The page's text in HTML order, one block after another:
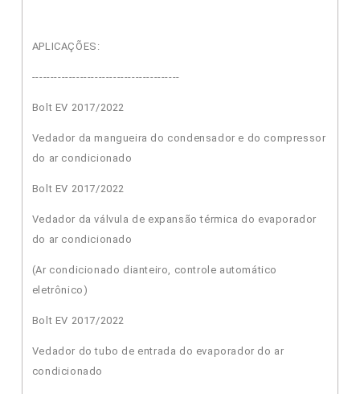
APLICAÇÕES:
----------------------------------------
Bolt EV 2017/2022
Vedador da mangueira do condensador e do compressor
do ar condicionado
Bolt EV 2017/2022
Vedador da válvula de expansão térmica do evaporador
do ar condicionado
(Ar condicionado dianteiro, controle automático
eletrônico)
Bolt EV 2017/2022
Vedador do tubo de entrada do evaporador do ar
condicionado